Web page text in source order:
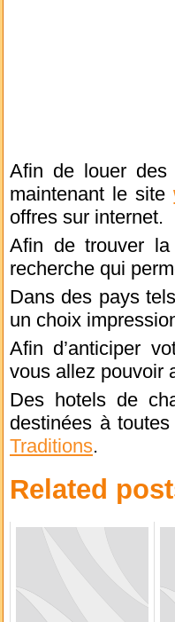
Afin de louer des
maintenant le site
offres sur internet.
Afin de trouver
recherche qui
Dans des pays
un choix
Afin d’anticiper
vous allez pouvoir
Des hotels de
destinées à
Traditions.
Related